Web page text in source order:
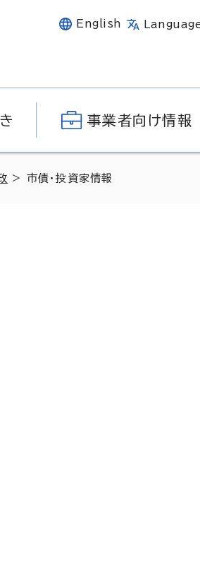
English
事業者向け情報
> 市債・投資家情報